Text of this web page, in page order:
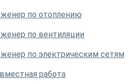
по отоплению
по вентиляции
по электрическим сетям
работа